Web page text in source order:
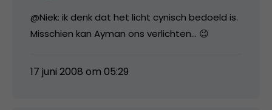
@Niek: ik denk dat het licht cynisch bedoeld is.
Misschien kan Ayman ons verlichten… 😉
17 juni 2008 om 05:29